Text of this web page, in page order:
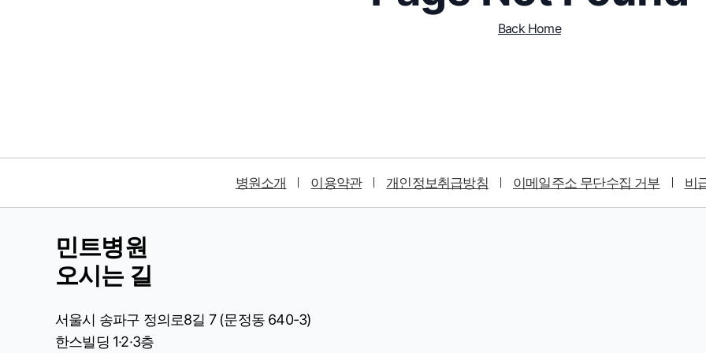
Back Home
병원소개 이용약관 개인정보취급방침 이메일주소 무단수집 거부 비
민트병원
오시는 길
서울시 송파구 정의로8길 7 (문정동 640-3)
한스빌딩 1·2·3층